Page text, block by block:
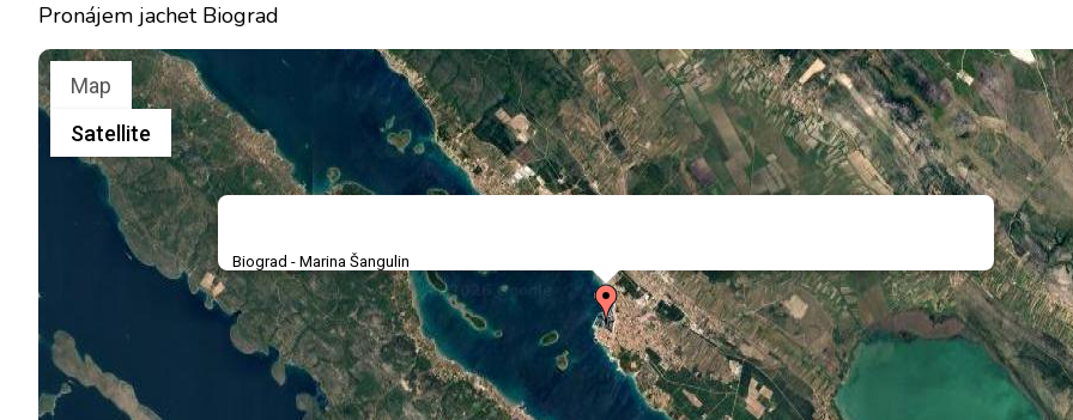
Pronájem jachet Biograd
Biograd - Marina Šangulin
Map
Satellite